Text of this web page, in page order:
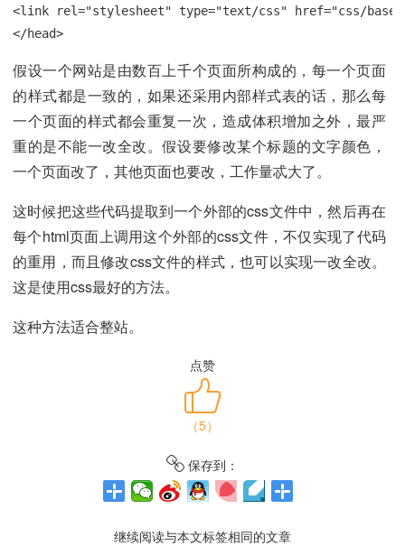
<link rel="stylesheet" type="text/css" href="css/
</head>
假设一个网站是由数百上千个页面所构成的，每一个页面
的样式都是一致的，如果还采用内部样式表的话，那么每
一个页面的样式都会重复一次，造成体积增加之外，最严
重的是不能一改全改。假设要修改某个标题的文字颜色，
一个页面改了，其他页面也要改，工作量忒大了。
这时候把这些代码提取到一个外部的css文件中，然后再在
每个html页面上调用这个外部的css文件，不仅实现了代码
的重用，而且修改css文件的样式，也可以实现一改全改。
这是使用css最好的方法。
这种方法适合整站。
点赞
（5）
保存到：
继续阅读与本文标签相同的文章